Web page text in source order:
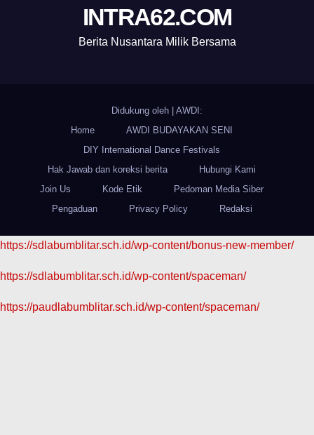
INTRA62.COM
Berita Nusantara Milik Bersama
Didukung oleh
AWDI:
Home
AWDI BUDAYAKAN SENI
DIY International Dance Festivals
Hak Jawab dan koreksi berita
Hubungi Kami
Join Us
Kode Etik
Pedoman Media Siber
Pengaduan
Privacy Policy Redaksi
https://sdlabumblitar.sch.id/wp-content/bonus-new-member/
https://sdlabumblitar.sch.id/wp-content/spaceman/
https://paudlabumblitar.sch.id/wp-content/spaceman/